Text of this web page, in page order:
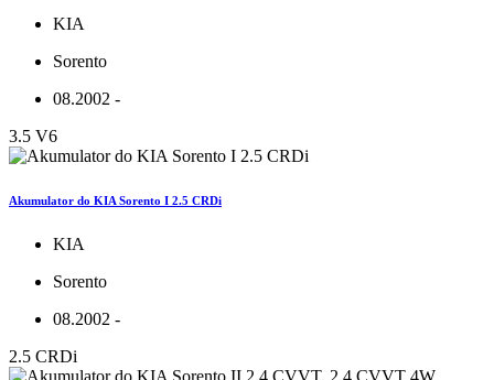
KIA
Sorento
08.2002 -
3.5 V6
Akumulator do KIA Sorento I 2.5 CRDi
KIA
Sorento
08.2002 -
2.5 CRDi